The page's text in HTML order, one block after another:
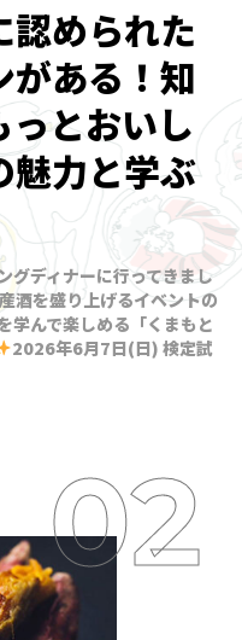
認められた
がある！知
とおいし
魅力と学ぶ
ディナーに行ってきまし
酒を盛り上げるイベントの
学んで楽しめる「くまもと
2026年6月7日(日) 検定試